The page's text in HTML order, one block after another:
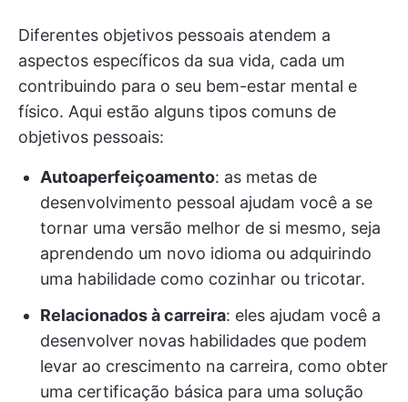
Diferentes objetivos pessoais atendem a
aspectos específicos da sua vida, cada um
contribuindo para o seu bem-estar mental e
físico. Aqui estão alguns tipos comuns de
objetivos pessoais:
Autoaperfeiçoamento: as metas de
desenvolvimento pessoal ajudam você a se
tornar uma versão melhor de si mesmo, seja
aprendendo um novo idioma ou adquirindo
uma habilidade como cozinhar ou tricotar.
Relacionados à carreira: eles ajudam você a
desenvolver novas habilidades que podem
levar ao crescimento na carreira, como obter
uma certificação básica para uma solução